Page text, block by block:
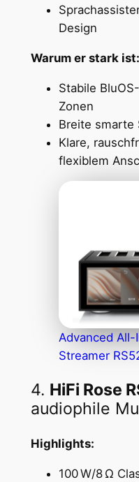
Design
Warum er stark ist:
Stabile
Zonen
Breite smarte
Klare,
flexiblem
Advanced
Streamer
4. HiFi Rose
audiophile
Highlights:
100 W/8 Ω